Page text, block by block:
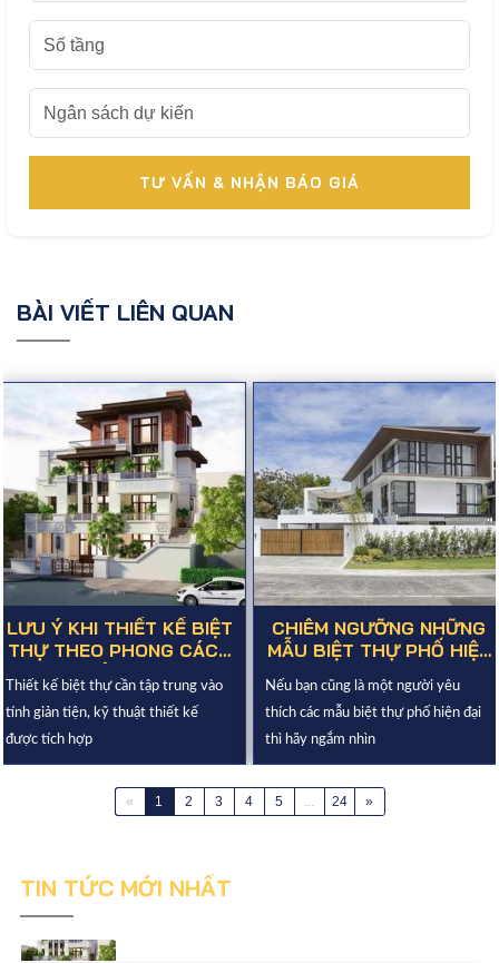
TƯ VẤN & NHẬN BÁO GIÁ
BÀI VIẾT LIÊN QUAN
LƯU Ý KHI THIẾT KẾ BIỆT
THỰ THEO PHONG CÁCH
HIỆN ĐẠI
Thiết kế biệt thự cần tập trung vào
tính giản tiện, kỹ thuật thiết kế
được tích hợp
CHIÊM NGƯỠNG NHỮNG
MẪU BIỆT THỰ PHỐ HIỆN
Nếu bạn cũng là một người yêu
thích các mẫu biệt thự phố hiện đại
thì hãy ngắm nhìn
« 1 2 3 4 5 ... 24 »
TIN TỨC MỚI NHẤT
THIẾT KẾ NHÀ BIỆT THỰ THEO KIẾN TRÚC
BÁN CỔ ĐIỂN
ĐƠN GIÁ THIẾT KẾ BIỆT THỰ